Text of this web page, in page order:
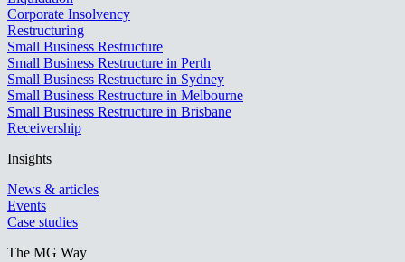
Corporate Insolvency
Restructuring
Small Business Restructure
Small Business Restructure in Perth
Small Business Restructure in Sydney
Small Business Restructure in Melbourne
Small Business Restructure in Brisbane
Receivership
Insights
News & articles
Events
Case studies
The MG Way